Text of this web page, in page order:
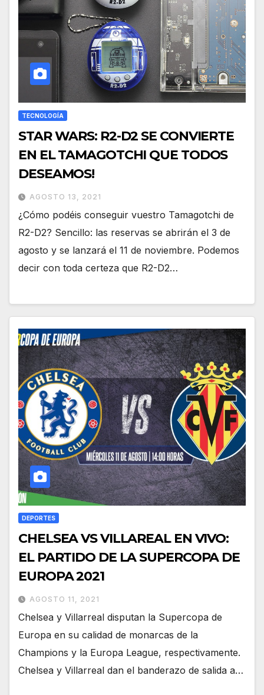
TECNOLOGÍA
STAR WARS: R2-D2 SE CONVIERTE
EN EL TAMAGOTCHI QUE TODOS
DESEAMOS!
AGOSTO 13, 2021
¿Cómo podéis conseguir vuestro Tamagotchi de
R2-D2? Sencillo: las reservas se abrirán el 3 de
agosto y se lanzará el 11 de noviembre. Podemos
decir con toda certeza que R2-D2…
DEPORTES
CHELSEA VS VILLAREAL EN VIVO:
EL PARTIDO DE LA SUPERCOPA DE
EUROPA 2021
AGOSTO 11, 2021
Chelsea y Villarreal disputan la Supercopa de
Europa en su calidad de monarcas de la
Champions y la Europa League, respectivamente.
Chelsea y Villarreal dan el banderazo de salida a…